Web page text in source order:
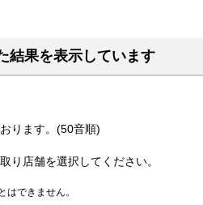
結果を表示しています
ります。(50音順)
り店舗を選択してください。
はできません。